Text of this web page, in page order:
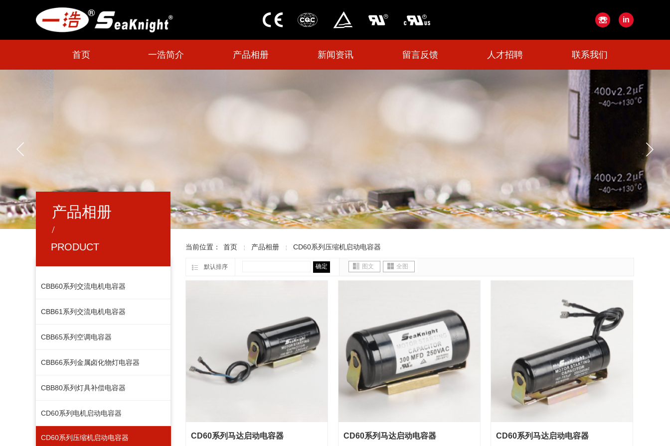
☏ in
首页 一浩简介 产品相册 新闻资讯 留言反馈 人才招聘 联系我们
产品相册
/
PRODUCT
当前位置： 首页 ￤ 产品相册 ￤ CD60系列压缩机启动电容器
按钮文本
默认排序 确定 图文 全图
CD60系列马达启动电容器 CD60系列马达启动电容器 CD60系列马达启动电容器
CBB60系列交流电机电容器
CBB61系列交流电机电容器
CBB65系列空调电容器
CBB66系列金属卤化物灯电容器
CBB80系列灯具补偿电容器
CD60系列电机启动电容器
CD60系列压缩机启动电容器